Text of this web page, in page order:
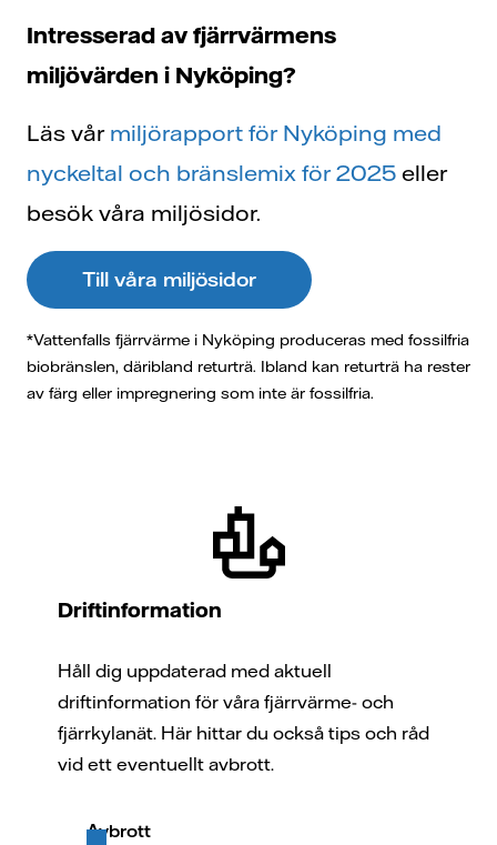
Intresserad av fjärrvärmens
miljövärden i Nyköping?
Läs vår miljörapport för Nyköping med
nyckeltal och bränslemix för 2025 eller
besök våra miljösidor.
Till våra miljösidor
*Vattenfalls fjärrvärme i Nyköping produceras med fossilfria
biobränslen, däribland returträ. Ibland kan returträ ha rester
av färg eller impregnering som inte är fossilfria.
Driftinformation
Håll dig uppdaterad med aktuell
driftinformation för våra fjärrvärme- och
fjärrkylanät. Här hittar du också tips och råd
vid ett eventuellt avbrott.
Avbrott